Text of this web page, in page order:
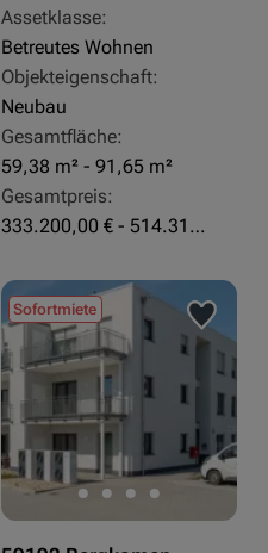
Assetklasse:
Betreutes Wohnen
Objekteigenschaft:
Neubau
Gesamtfläche:
59,38 m² - 91,65 m²
Gesamtpreis:
333.200,00 € - 514.310,00 €
Sofortmiete